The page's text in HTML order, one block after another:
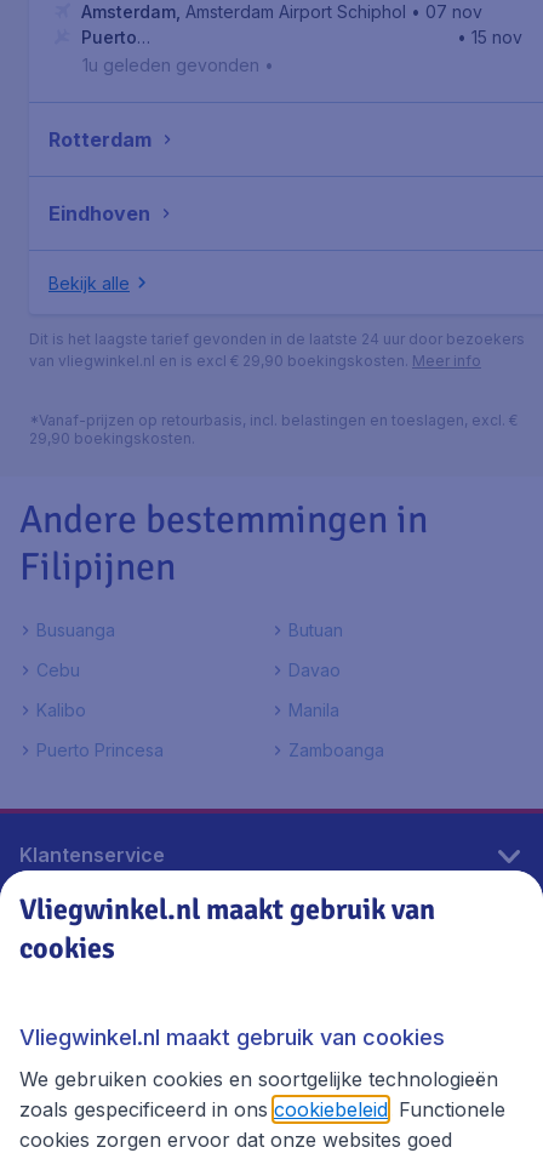
Amsterdam Amsterdam Airport Schiphol • 07 nov
Puerto
Princesa, Puerto Princesa International Airport
• 15 nov
1u geleden gevonden •
Rotterdam
Eindhoven
Bekijk alle
Dit is het laagste tarief gevonden in de laatste 24 uur door bezoekers
van vliegwinkel.nl en is excl € 29,90 boekingskosten. Meer info
*Vanaf-prijzen op retourbasis, incl. belastingen en toeslagen, excl. €
29,90 boekingskosten.
Andere bestemmingen in
Filipijnen
Busuanga
Butuan
Cebu
Davao
Kalibo
Manila
Puerto Princesa
Zamboanga
Klantenservice
Vliegwinkel.nl
Thema's
Vliegwinkel.nl maakt gebruik van
cookies
Vliegwinkel.nl maakt gebruik van cookies
We gebruiken cookies en soortgelijke technologieën
zoals gespecificeerd in ons cookiebeleid . Functionele
cookies zorgen ervoor dat onze websites goed